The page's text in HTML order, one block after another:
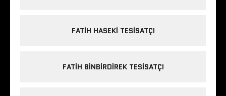
FATIH HASEKI TESISATÇI
FATIH BINBIRDIREK TESISATÇI